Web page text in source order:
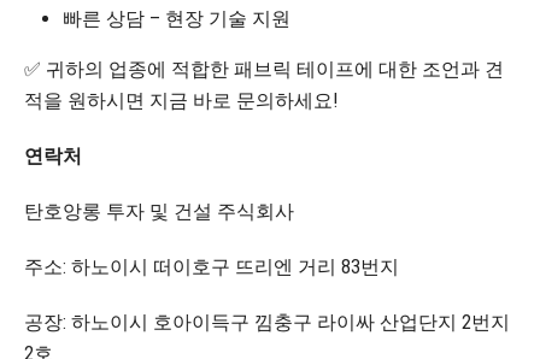
빠른 상담 – 현장 기술 지원
✅ 귀하의 업종에 적합한 패브릭 테이프에 대한 조언과 견
적을 원하시면 지금 바로 문의하세요!
연락처
탄호앙롱 투자 및 건설 주식회사
주소: 하노이시 떠이호구 뜨리엔 거리 83번지
공장: 하노이시 호아이득구 낌충구 라이싸 산업단지 2번지
2호